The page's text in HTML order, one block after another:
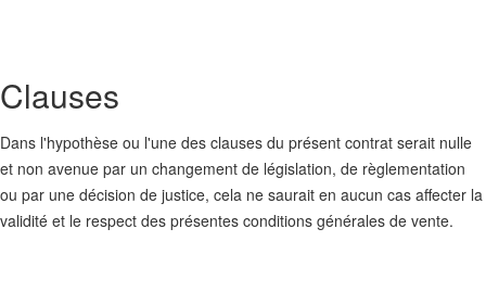
Clauses
Dans l'hypothèse ou l'une des clauses du présent contrat serait nulle
et non avenue par un changement de législation, de règlementation
ou par une décision de justice, cela ne saurait en aucun cas affecter la
validité et le respect des présentes conditions générales de vente.